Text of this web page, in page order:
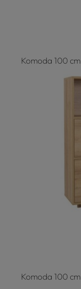
Komoda 100
Komoda 100